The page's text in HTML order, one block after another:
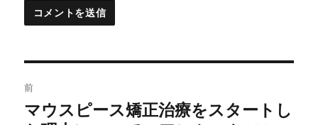
稿
前
過
マウスピース矯正治療をスタートし